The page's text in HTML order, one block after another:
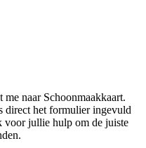
naar Schoonmaakkaart.
direct het formulier ingevuld
voor jullie hulp om de juiste